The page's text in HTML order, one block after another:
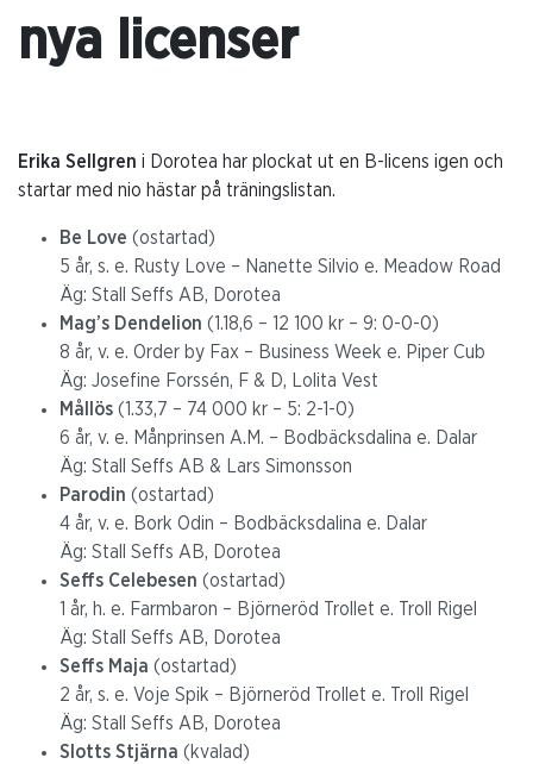
nya licenser
Erika Sellgren i Dorotea har plockat ut en B-licens igen och
startar med nio hästar på träningslistan.
Be Love (ostartad)
5 år, s. e. Rusty Love – Nanette Silvio e. Meadow Road
Äg: Stall Seffs AB, Dorotea
Mag’s Dendelion (1.18,6 – 12 100 kr – 9: 0-0-0)
8 år, v. e. Order by Fax – Business Week e. Piper Cub
Äg: Josefine Forssén, F & D, Lolita Vest
Mållös (1.33,7 – 74 000 kr – 5: 2-1-0)
6 år, v. e. Månprinsen A.M. – Bodbäcksdalina e. Dalar
Äg: Stall Seffs AB & Lars Simonsson
Parodin (ostartad)
4 år, v. e. Bork Odin – Bodbäcksdalina e. Dalar
Äg: Stall Seffs AB, Dorotea
Seffs Celebesen (ostartad)
1 år, h. e. Farmbaron – Björneröd Trollet e. Troll Rigel
Äg: Stall Seffs AB, Dorotea
Seffs Maja (ostartad)
2 år, s. e. Voje Spik – Björneröd Trollet e. Troll Rigel
Äg: Stall Seffs AB, Dorotea
Slotts Stjärna (kvalad)